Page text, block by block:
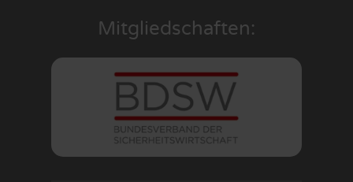
Mitglied­schaften: